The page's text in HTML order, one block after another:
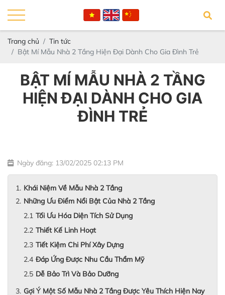
Trang chủ
Tin tức
Bật Mí Mẫu Nhà 2 Tầng Hiện Đại Dành Cho Gia Đình Trẻ
BẬT MÍ MẪU NHÀ 2 TẦNG
HIỆN ĐẠI DÀNH CHO GIA
ĐÌNH TRẺ
Ngày đăng: 13/02/2025 02:13 PM
Khái Niệm Về Mẫu Nhà 2 Tầng
Những Ưu Điểm Nổi Bật Của Nhà 2 Tầng
Tối Ưu Hóa Diện Tích Sử Dụng
Thiết Kế Linh Hoạt
Tiết Kiệm Chi Phí Xây Dựng
Đáp Ứng Được Nhu Cầu Thẩm Mỹ
Dễ Bảo Trì Và Bảo Dưỡng
Gợi Ý Một Số Mẫu Nhà 2 Tầng Được Yêu Thích Hiện Nay